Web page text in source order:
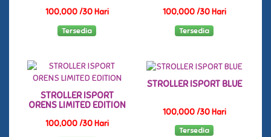
100,000 /30 Hari
Tersedia
100,000 /30 Hari
Tersedia
STROLLER ISPORT
ORENS LIMITED EDITION
100,000 /30 Hari
STROLLER ISPORT BLUE
100,000 /30 Hari
Tersedia